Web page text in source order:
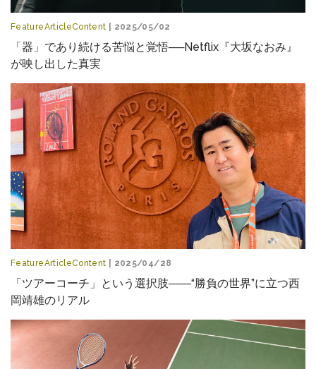
FeatureArticleContent | 2025/05/02
「器」であり続ける苦悩と覚悟──Netflix『大坂なおみ』
が映し出した真実
FeatureArticleContent | 2025/04/28
「ツアーコーチ」という選択肢――“勝負の世界”に立つ西
岡靖雄のリアル